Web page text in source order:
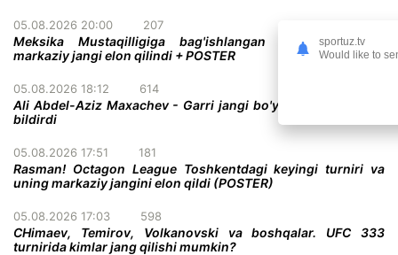
05.08.2026 20:00 207
Meksika Mustaqilligiga bag'ishlangan UFC turnirining
markaziy jangi elon qilindi + POSTER
05.08.2026 18:12 614
Ali Abdel-Aziz Maxachev - Garri jangi bo'yicha qatiy taxmin
bildirdi
05.08.2026 17:51 181
Rasman! Octagon League Toshkentdagi keyingi turniri va
uning markaziy jangini elon qildi (POSTER)
05.08.2026 17:03 598
CHimaev, Temirov, Volkanovski va boshqalar. UFC 333
turnirida kimlar jang qilishi mumkin?
sportuz.tv
Would like to